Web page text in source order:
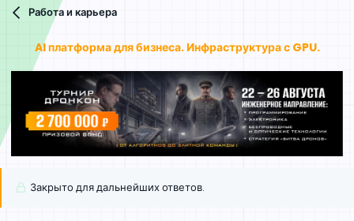
а
ч
л
а
Работа и карьера
AI платформа для бизнеса. Инфраструктура с GPU.
Закрыто для дальнейших ответов.